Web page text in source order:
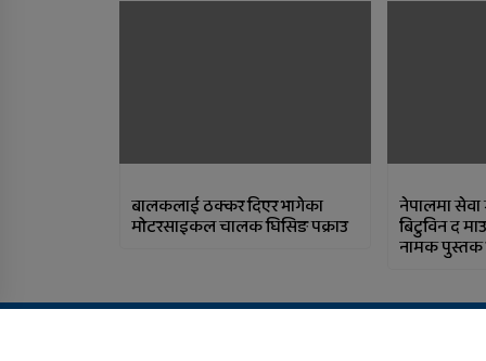
बालकलाई ठक्कर दिएर भागेका
मोटरसाइकल चालक घिसिङ पक्राउ
नेपालमा सेवा
बिटुविन द
नामक पुस्तक